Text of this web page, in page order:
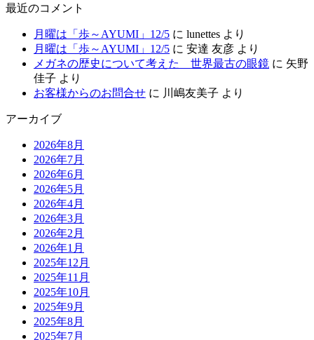
最近のコメント
月曜は「歩～AYUMI」12/5 に lunettes より
月曜は「歩～AYUMI」12/5 に 安達 友彦 より
メガネの歴史について考えた 世界最古の眼鏡 に 矢野
佳子 より
お客様からのお問合せ に 川嶋友美子 より
アーカイブ
2026年8月
2026年7月
2026年6月
2026年5月
2026年4月
2026年3月
2026年2月
2026年1月
2025年12月
2025年11月
2025年10月
2025年9月
2025年8月
2025年7月